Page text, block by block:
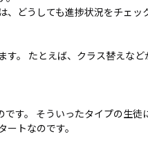
ティ
体向
ュー
ショ
どうしても進捗状況をチェッ
。 たとえば、クラス替えな
す。 そういったタイプの生
トなのです。